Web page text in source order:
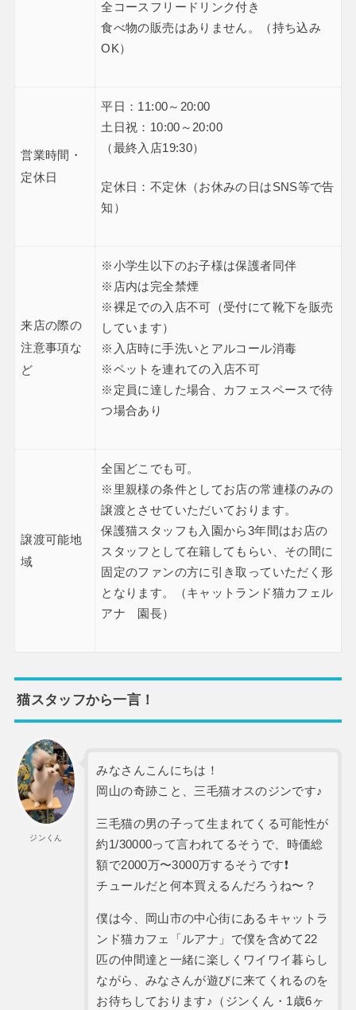
全コースフリードリンク付き
食べ物の販売はありません。（持ち込み
OK）
営業時間・
定休日
平日：11:00～20:00
土日祝：10:00～20:00
（最終入店19:30）
定休日：不定休（お休みの日はSNS等で告
知）
来店の際の
注意事項な
ど
※小学生以下のお子様は保護者同伴
※店内は完全禁煙
※裸足での入店不可（受付にて靴下を販売
しています）
※入店時に手洗いとアルコール消毒
※ペットを連れての入店不可
※定員に達した場合、カフェスペースで待
つ場合あり
譲渡可能地
域
全国どこでも可。
※里親様の条件としてお店の常連様のみの
譲渡とさせていただいております。
保護猫スタッフも入園から3年間はお店の
スタッフとして在籍してもらい、その間に
固定のファンの方に引き取っていただく形
となります。（キャットランド猫カフェル
アナ 園長）
猫スタッフから一言！
ジンくん
みなさんこんにちは！
岡山の奇跡こと、三毛猫オスのジンです♪
三毛猫の男の子って生まれてくる可能性が
約1/30000って言われてるそうで、時価総
額で2000万〜3000万するそうです❗️
チュールだと何本買えるんだろうね〜？
僕は今、岡山市の中心街にあるキャットラ
ンド猫カフェ「ルアナ」で僕を含めて22
匹の仲間達と一緒に楽しくワイワイ暮らし
ながら、みなさんが遊びに来てくれるのを
お待ちしております♪（ジンくん・1歳6ヶ